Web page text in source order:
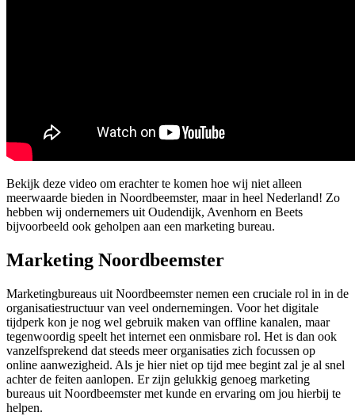
Bekijk deze video om erachter te komen hoe wij niet alleen
meerwaarde bieden in Noordbeemster, maar in heel Nederland! Zo
hebben wij ondernemers uit Oudendijk, Avenhorn en Beets
bijvoorbeeld ook geholpen aan een marketing bureau.
Marketing Noordbeemster
Marketingbureaus uit Noordbeemster nemen een cruciale rol in in de
organisatiestructuur van veel ondernemingen. Voor het digitale
tijdperk kon je nog wel gebruik maken van offline kanalen, maar
tegenwoordig speelt het internet een onmisbare rol. Het is dan ook
vanzelfsprekend dat steeds meer organisaties zich focussen op
online aanwezigheid. Als je hier niet op tijd mee begint zal je al snel
achter de feiten aanlopen. Er zijn gelukkig genoeg marketing
bureaus uit Noordbeemster met kunde en ervaring om jou hierbij te
helpen.